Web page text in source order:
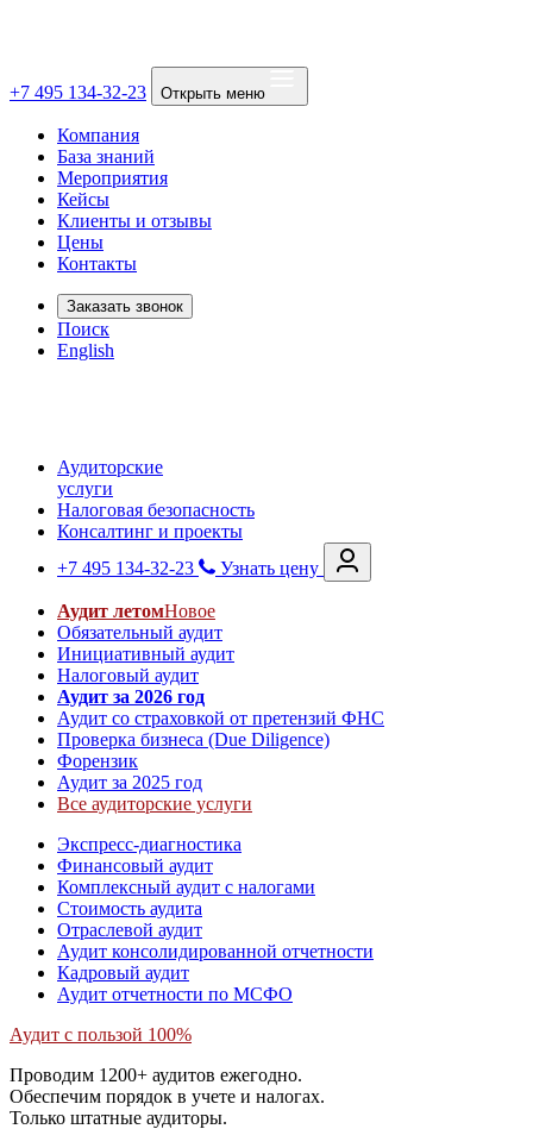
+7 495 134-32-23 Открыть меню
Компания
База знаний
Мероприятия
Кейсы
Клиенты и отзывы
Цены
Контакты
Заказать звонок
Поиск
English
Аудиторские
услуги
Налоговая безопасность
Консалтинг и проекты
+7 495 134-32-23
Узнать цену
Аудит летомНовое
Обязательный аудит
Инициативный аудит
Налоговый аудит
Аудит за 2026 год
Аудит со страховкой от претензий ФНС
Проверка бизнеса (Due Diligence)
Форензик
Аудит за 2025 год
Все аудиторские услуги
Экспресс-диагностика
Финансовый аудит
Комплексный аудит с налогами
Стоимость аудита
Отраслевой аудит
Аудит консолидированной отчетности
Кадровый аудит
Аудит отчетности по МСФО
Аудит с пользой 100%
Проводим 1200+ аудитов ежегодно.
Обеспечим порядок в учете и налогах.
Только штатные аудиторы.